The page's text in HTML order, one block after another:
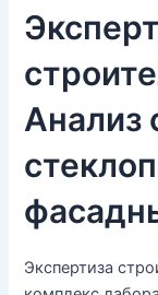
Анализ
Экспертиза